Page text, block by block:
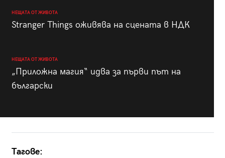
НЕЩАТА ОТ ЖИВОТА
Stranger Things оживява на сцената в НДК
НЕЩАТА ОТ ЖИВОТА
„Приложна магия“ идва за първи път на
български
Тагове: